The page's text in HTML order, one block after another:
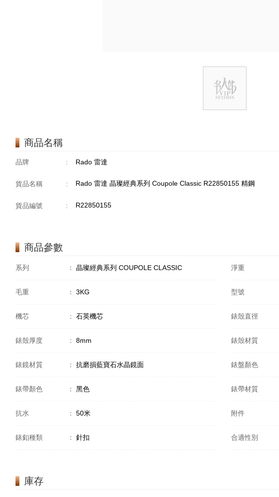
商品名稱
品牌 : Rado 雷達
貨品名稱 : Rado 雷達 晶璨經典系列 Coupole Classic R22850155 精鋼
貨品編號 : R22850155
商品參數
系列 ： 晶璨經典系列 COUPOLE CLASSIC 淨重
毛重 ： 3KG 型號
機芯 ： 石英機芯 錶殼直徑
錶殼厚度 ： 8mm 錶殼材質
錶鏡材質 ： 抗磨損藍寶石水晶鏡面 錶盤顏色
錶帶顏色 ： 黑色 錶帶材質
抗水 ： 50米 附件
錶釦種類 ： 針扣 合適性別
庫存